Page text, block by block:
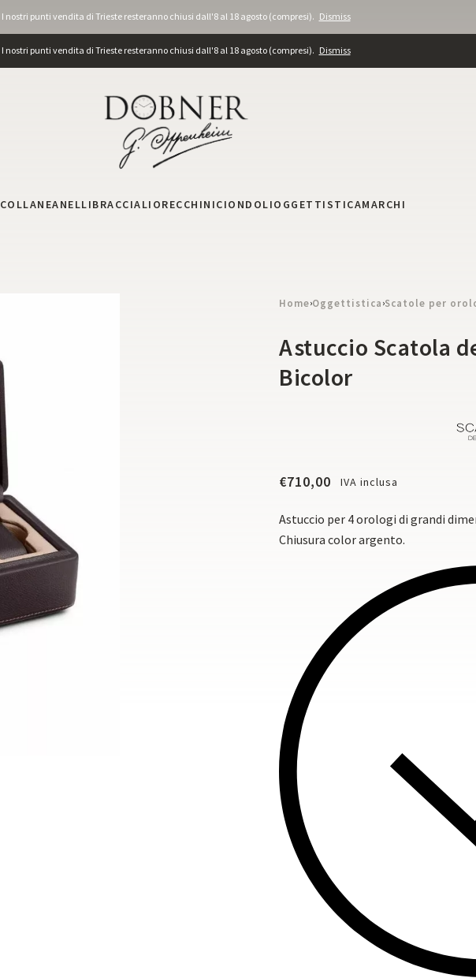
I nostri punti vendita di Trieste resteranno chiusi dall'8 al 18 agosto (compresi). Dismiss
I nostri punti vendita di Trieste resteranno chiusi dall'8 al 18 agosto (compresi). Dismiss
COLLANEANELLIBRACCIALI ORECCHINICIONDOLIOGGETTISTICAMARCHI
Home›Oggettistica ›Scatole per
Astuccio Scatola
Bicolor
€710,00 IVA inclusa
Astuccio per 4 orologi di grandi
Chiusura color argento.